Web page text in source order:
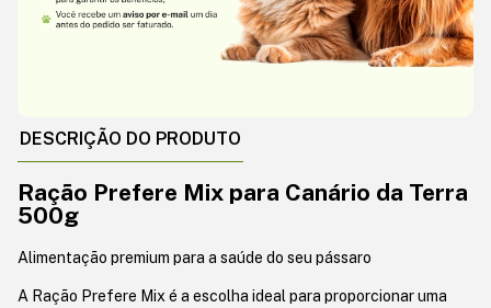
DESCRIÇÃO DO PRODUTO
Ração Prefere Mix para Canário da Terra
500g
Alimentação premium para a saúde do seu pássaro
A Ração Prefere Mix é a escolha ideal para proporcionar uma